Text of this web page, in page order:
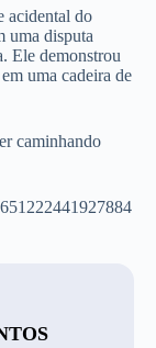
acidental do
uma disputa
Ele demonstrou
uma cadeira de
caminhando